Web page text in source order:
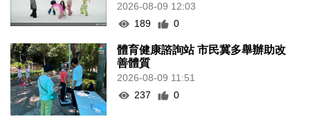
2026-08-09 12:03
189
0
體育健康諮詢站 市民冀多舉辦助改
善體質
2026-08-09 11:51
237
0